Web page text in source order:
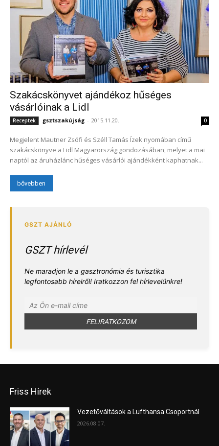
Szakácskönyvet ajándékoz hűséges
vásárlóinak a Lidl
Receptek gsztszakújság - 2015.11.20. 0
Megjelent Mautner Zsófi és Széll Tamás Ízek nyomában című
szakácskönyve a Lidl Magyarország gondozásában, melyet a mai
naptól az áruházlánc hűséges vásárlói ajándékként kaphatnak...
bővebben
GSZT hírlevél
Ne maradjon le a gasztronómia és turisztika
legfontosabb híreiről! Iratkozzon fel hírlevelünkre!
Friss Hírek
Vezetőváltások a Lufthansa Csoportnál
2026.08.07.